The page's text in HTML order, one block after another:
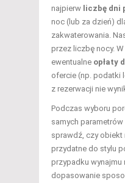
najpierw liczbę dni
noc (lub za dzień)
zakwaterowania.
przez liczbę nocy.
ewentualne opłaty
ofercie (np. podatki
z rezerwacji nie
Podczas wyboru
samych
sprawdź, czy obiekt
przydatne do stylu
przypadku wynajmu
dopasowanie